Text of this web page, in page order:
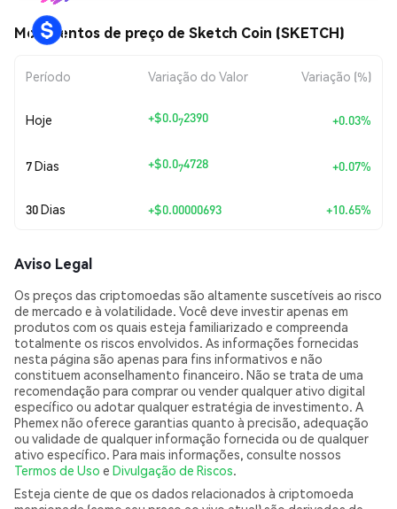
Movimentos de preço de Sketch Coin (SKETCH)
Período Variação do Valor Variação (%)
Hoje +$0.072390 +0.03%
7 Dias +$0.074728 +0.07%
30 Dias +$0.00000693 +10.65%
Aviso Legal
Os preços das criptomoedas são altamente suscetíveis ao risco
de mercado e à volatilidade. Você deve investir apenas em
produtos com os quais esteja familiarizado e compreenda
totalmente os riscos envolvidos. As informações fornecidas
nesta página são apenas para fins informativos e não
constituem aconselhamento financeiro. Não se trata de uma
recomendação para comprar ou vender qualquer ativo digital
específico ou adotar qualquer estratégia de investimento. A
Phemex não oferece garantias quanto à precisão, adequação
ou validade de qualquer informação fornecida ou de qualquer
ativo específico. Para mais informações, consulte nossos
Termos de Uso e Divulgação de Riscos.
Esteja ciente de que os dados relacionados à criptomoeda